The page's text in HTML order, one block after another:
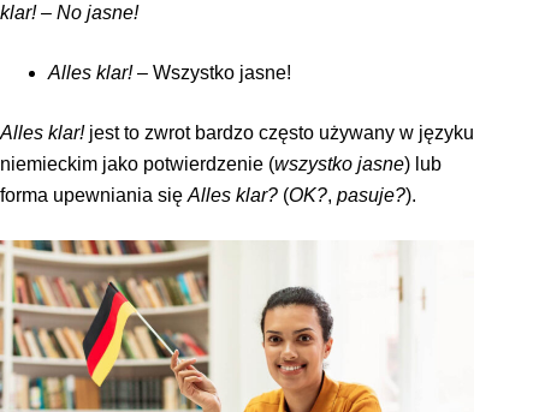
klar! – No jasne!
Alles klar!– Wszystko jasne!
Alles klar! jest to zwrot bardzo często używany w języku
niemieckim jako potwierdzenie (wszystko jasne) lub
forma upewniania się Alles klar? (OK?, pasuje?).